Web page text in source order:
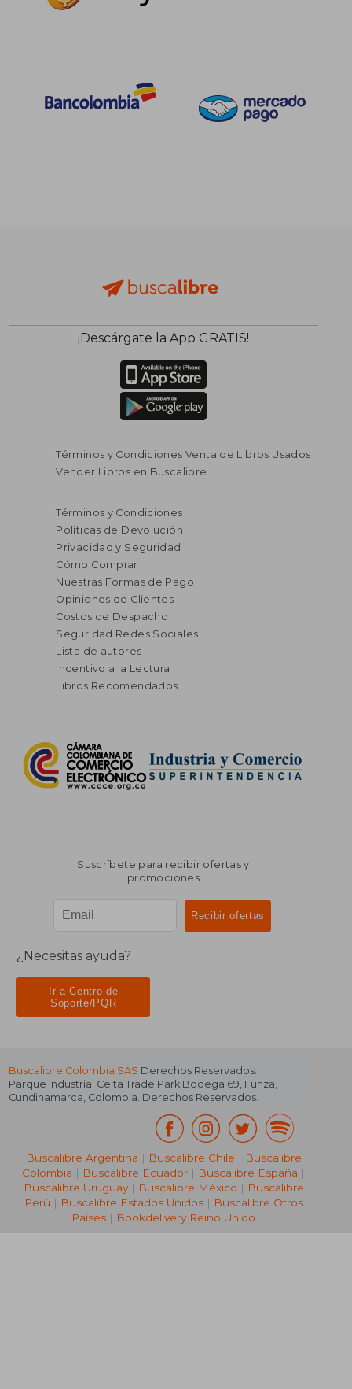
$ 104.182 45%
dcto.
dcto. $ 68.521
¡Descárgate la App GRATIS!
Términos y Condiciones Venta de Libros Usados
Vender Libros en Buscalibre
Términos y Condiciones
Políticas de Devolución
Privacidad y Seguridad
Cómo Comprar
Nuestras Formas de Pago
Opiniones de Clientes
Costos de Despacho
Seguridad Redes Sociales
Lista de autores
Incentivo a la Lectura
Libros Recomendados
Suscríbete para recibir ofertas y
promociones
¿Necesitas ayuda?
Ir a Centro de
Soporte/PQR
Buscalibre Colombia SAS Derechos Reservados.
Parque Industrial Celta Trade Park Bodega 69, Funza,
Cundinamarca, Colombia. Derechos Reservados.
Buscalibre Argentina | Buscalibre Chile | Buscalibre
Colombia | Buscalibre Ecuador | Buscalibre España |
Buscalibre Uruguay| Buscalibre México | Buscalibre
Perú | Buscalibre Estados Unidos| Buscalibre Otros
Países | Bookdelivery Reino Unido